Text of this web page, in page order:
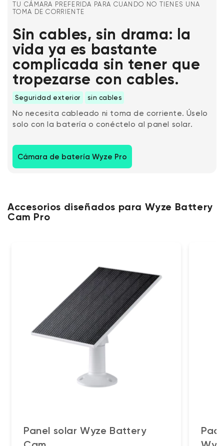
TU CÁMARA PREFERIDA PARA CUANDO NO TIENES UNA
TOMA DE CORRIENTE
Sin cables, sin drama: la
vida ya es bastante
complicada sin tener que
tropezarse con cables.
Seguridad exterior sin cables
No necesita cableado ni toma de corriente. Úselo
solo con la batería o conéctelo al panel solar.
Cámara de batería Wyze Pro
Accesorios diseñados para Wyze Battery
Cam Pro
Panel solar Wyze Battery